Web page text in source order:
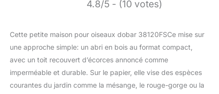
4.8/5 - (10 votes)
Cette petite maison pour oiseaux dobar 38120FSCe mise sur
une approche simple: un abri en bois au format compact,
avec un toit recouvert d’écorces annoncé comme
imperméable et durable. Sur le papier, elle vise des espèces
courantes du jardin comme la mésange, le rouge-gorge ou la